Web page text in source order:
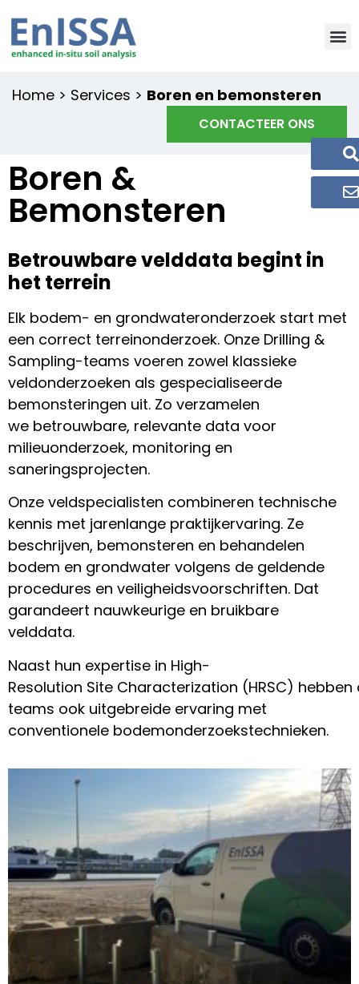
Home > Services > Boren en bemonsteren
CONTACTEER ONS
Boren &
Bemonsteren
Betrouwbare velddata begint in
het terrein
Elk bodem- en grondwateronderzoek start met
een correct terreinonderzoek. Onze Drilling &
Sampling-teams voeren zowel klassieke
veldonderzoeken als gespecialiseerde
bemonsteringen uit. Zo verzamelen
we betrouwbare, relevante data voor
milieuonderzoek, monitoring en
saneringsprojecten.
Onze veldspecialisten combineren technische
kennis met jarenlange praktijkervaring. Ze
beschrijven, bemonsteren en behandelen
bodem en grondwater volgens de geldende
procedures en veiligheidsvoorschriften. Dat
garandeert nauwkeurige en bruikbare
velddata.
Naast hun expertise in High-
Resolution Site Characterization (HRSC) hebben
teams ook uitgebreide ervaring met
conventionele bodemonderzoekstechnieken.